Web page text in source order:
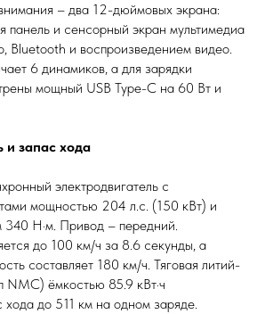
– два 12-дюймовых экрана:
панель и сенсорный экран мультимедиа
Bluetooth и воспроизведением видео.
6 динамиков, а для зарядки
мощный USB Type-C на 60 Вт и
и запас хода
электродвигатель с
мощностью 204 л.с. (150 кВт) и
340 Н·м. Привод – передний.
до 100 км/ч за 8.6 секунды, а
составляет 180 км/ч. Тяговая литий-
NMC) ёмкостью 85.9 кВт·ч
хода до 511 км на одном заряде.